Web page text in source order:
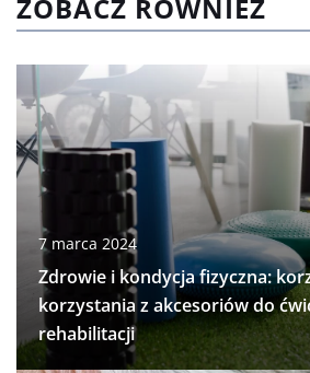
ZOBACZ RÓWNIEŻ
7 marca 2024
Zdrowie i kondycja fizyczna:
korzystania z akcesoriów do
rehabilitacji